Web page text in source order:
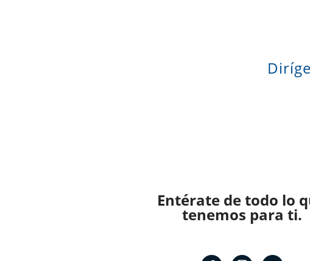
Entérate de todo lo
tenemos para ti.